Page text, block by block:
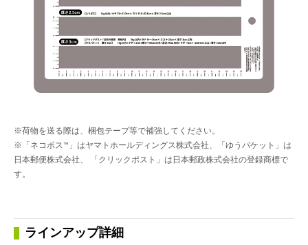
※荷物を送る際は、梱包テープ等で補強してください。
※「ネコポス™」はヤマトホールディングス株式会社、「ゆうパケット」は
日本郵便株式会社、 「クリックポスト」は日本郵政株式会社の登録商標で
す。
ラインアップ詳細